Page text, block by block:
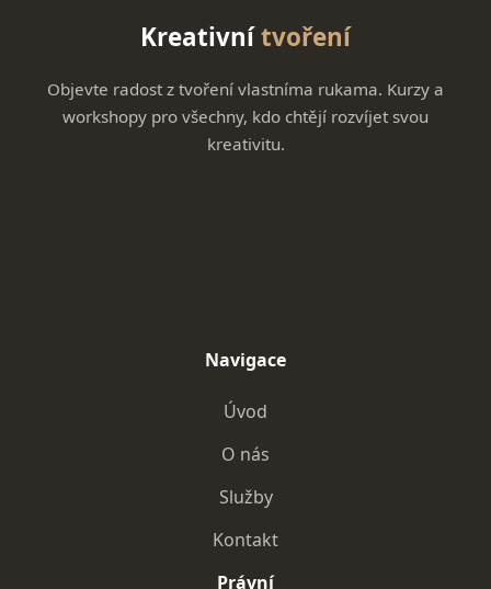
Kreativnítvoření
Objevte radost z tvoření vlastníma rukama. Kurzy a
workshopy pro všechny, kdo chtějí rozvíjet svou
kreativitu.
Navigace
Úvod
O nás
Služby
Kontakt
Právní